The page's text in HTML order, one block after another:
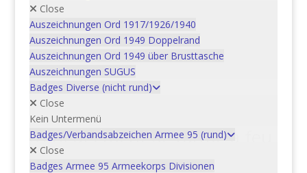
Close
Auszeichnungen Ord 1917/1926/1940
Auszeichnungen Ord 1949 Doppelrand
Auszeichnungen Ord 1949 über Brusttasche
Auszeichnungen SUGUS
Badges Diverse (nicht rund)
Close
Kein Untermenü
Badges/Verbandsabzeichen Armee 95 (rund)
Close
Badges Armee 95 Armeekorps Divisionen
Ähnliche Produkte
Moyens de contrainte en-
dessous du seuil
d’engagement de l’arme à feu
gültig ab 1.11.2009